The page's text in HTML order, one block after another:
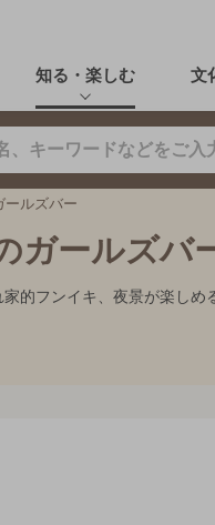
知る・楽しむ 文
ールズバー
ガールズバ
的フンイキ、夜景が楽し